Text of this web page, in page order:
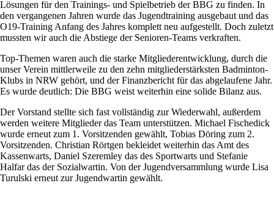
Lösungen für den Trainings- und Spielbetrieb der BBG zu finden. In
den vergangenen Jahren wurde das Jugendtraining ausgebaut und das
O19-Training Anfang des Jahres komplett neu aufgestellt. Doch zuletzt
mussten wir auch die Abstiege der Senioren-Teams verkraften.
Top-Themen waren auch die starke Mitgliederentwicklung, durch die
unser Verein mittlerweile zu den zehn mitgliederstärksten Badminton-
Klubs in NRW gehört, und der Finanzbericht für das abgelaufene Jahr.
Es wurde deutlich: Die BBG weist weiterhin eine solide Bilanz aus.
Der Vorstand stellte sich fast vollständig zur Wiederwahl, außerdem
werden weitere Mitglieder das Team unterstützen. Michael Fischedick
wurde erneut zum 1. Vorsitzenden gewählt, Tobias Döring zum 2.
Vorsitzenden. Christian Rörtgen bekleidet weiterhin das Amt des
Kassenwarts, Daniel Szeremley das des Sportwarts und Stefanie
Halfar das der Sozialwartin. Von der Jugendversammlung wurde Lisa
Turulski erneut zur Jugendwartin gewählt.